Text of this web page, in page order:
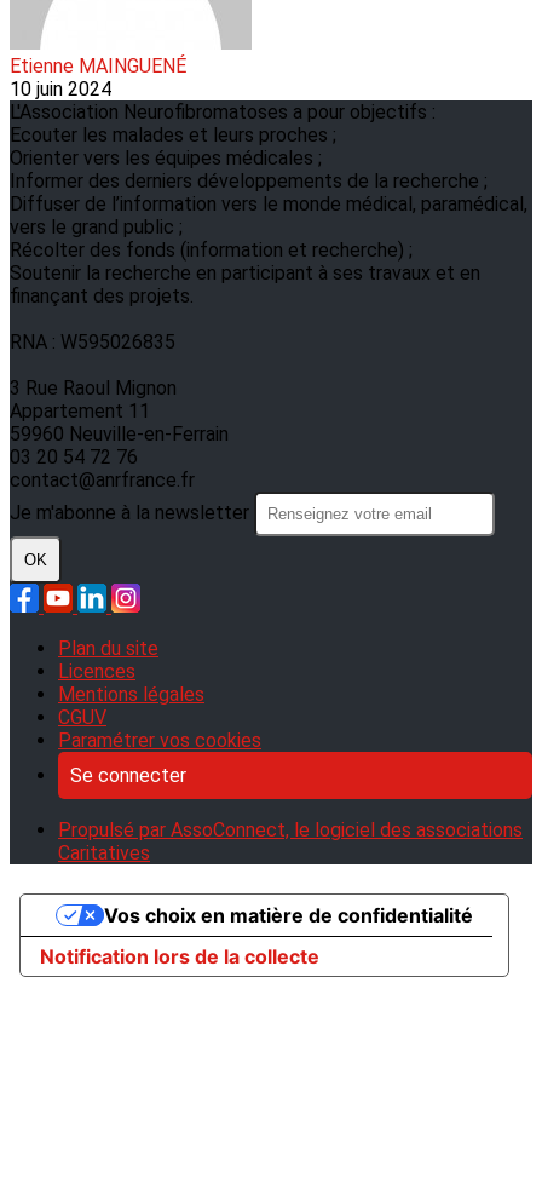
Etienne MAINGUENÉ
10 juin 2024
L'Association Neurofibromatoses a pour objectifs :
Ecouter les malades et leurs proches ;
Orienter vers les équipes médicales ;
Informer des derniers développements de la recherche ;
Diffuser de l’information vers le monde médical, paramédical,
vers le grand public ;
Récolter des fonds (information et recherche) ;
Soutenir la recherche en participant à ses travaux et en
finançant des projets.
RNA : W595026835
3 Rue Raoul Mignon
Appartement 11
59960 Neuville-en-Ferrain
03 20 54 72 76
contact@anrfrance.fr
Je m'abonne à la newsletter
OK
Plan du site
Licences
Mentions légales
CGUV
Paramétrer vos cookies
Se connecter
Propulsé par AssoConnect, le logiciel des associations
Caritatives
Notification lors de la collecte
Vos choix en matière de confidentialité